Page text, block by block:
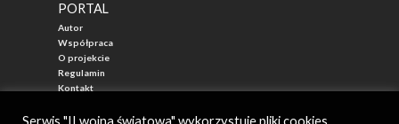
PORTAL
Autor
Współpraca
O projekcie
Regulamin
Kontakt
Serwis "II wojna światowa" wykorzystuje pliki cookies